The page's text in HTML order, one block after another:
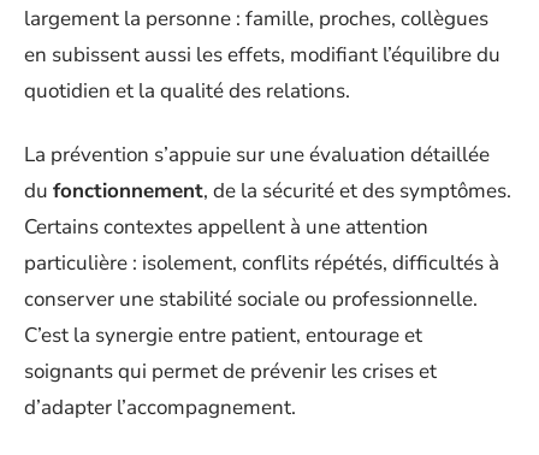
largement la personne : famille, proches, collègues
en subissent aussi les effets, modifiant l’équilibre du
quotidien et la qualité des relations.
La prévention s’appuie sur une évaluation détaillée
du fonctionnement, de la sécurité et des symptômes.
Certains contextes appellent à une attention
particulière : isolement, conflits répétés, difficultés à
conserver une stabilité sociale ou professionnelle.
C’est la synergie entre patient, entourage et
soignants qui permet de prévenir les crises et
d’adapter l’accompagnement.